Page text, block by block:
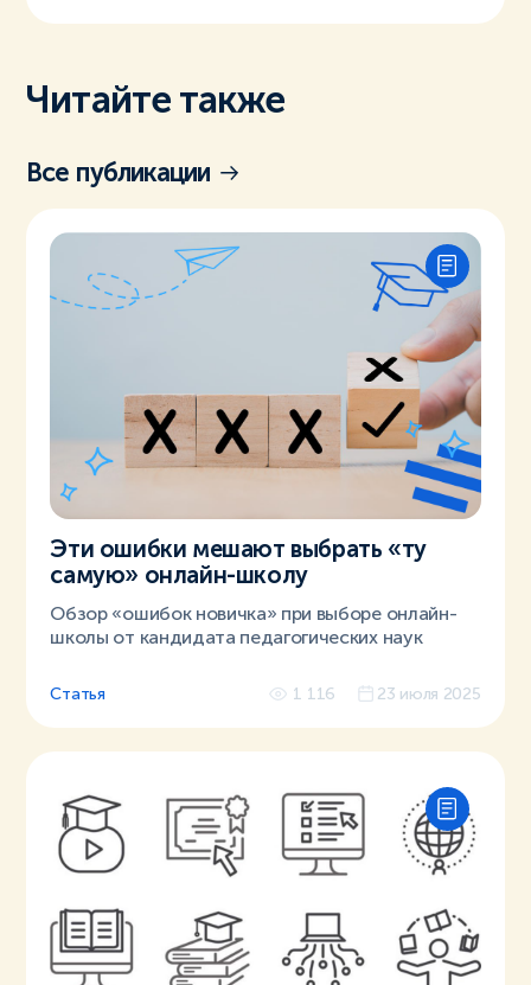
Читайте также
Все публикации
Эти ошибки мешают выбрать «ту
самую» онлайн-школу
Обзор «ошибок новичка» при выборе онлайн-
школы от кандидата педагогических наук
Статья 1 116 23 июля 2025